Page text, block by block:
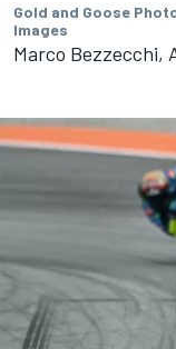
Gold and Goose
Images
Marco Bezzecchi,